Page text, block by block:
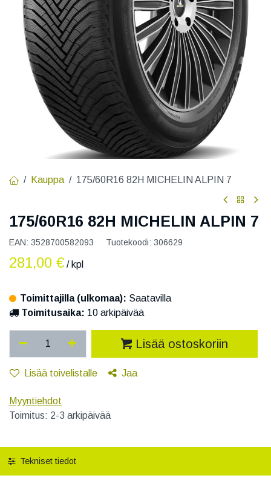
Kauppa 175/60R16 82H MICHELIN ALPIN 7
175/60R16 82H MICHELIN ALPIN 7
EAN: 3528700582093 Tuotekoodi: 306629
281,00 € / kpl
Toimittajilla (ulkomaa): Saatavilla
Toimitusaika: 10 arkipäivää
Lisää ostoskoriin
Lisää toivelistalle Jaa
Myyntiehdot
Toimitus: 2-3 arkipäivää
Tekniset tiedot